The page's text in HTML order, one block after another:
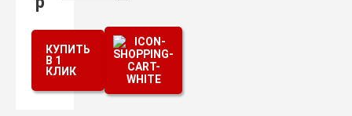
КУПИТЬ
В 1
КЛИК